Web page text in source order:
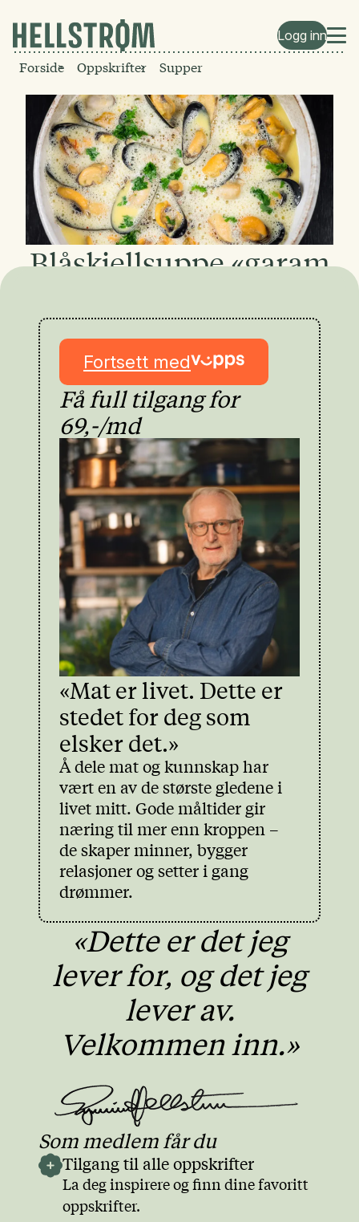
Logg inn
Forside Oppskrifter Supper
Blåskjellsuppe «garam
Indisk inspirasjon. Bland også inn
sjampinjong eller annen fersk sopp i
sesongen.
Fortsett med
Få full tilgang for
69,-/md
«Mat er livet. Dette er
stedet for deg som
elsker det.»
Å dele mat og kunnskap har
vært en av de største gledene i
livet mitt. Gode måltider gir
næring til mer enn kroppen –
de skaper minner, bygger
relasjoner og setter i gang
drømmer.
«Dette er det jeg
lever for, og det jeg
lever av.
Velkommen inn.»
Som medlem får du
Tilgang til alle oppskrifter
La deg inspirere og finn dine favoritt
oppskrifter.